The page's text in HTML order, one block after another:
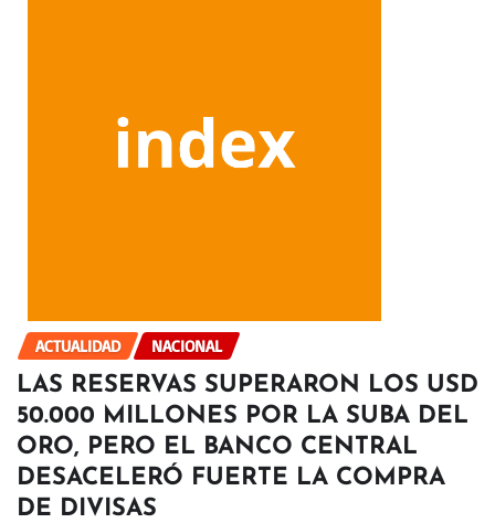
ACTUALIDAD NACIONAL
LAS RESERVAS SUPERARON LOS USD
50.000 MILLONES POR LA SUBA DEL
ORO, PERO EL BANCO CENTRAL
DESACELERÓ FUERTE LA COMPRA
DE DIVISAS